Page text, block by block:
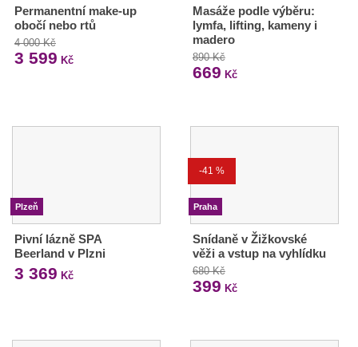
Permanentní make-up
obočí nebo rtů
4 000 Kč
3 599 Kč
Masáže podle výběru:
lymfa, lifting, kameny i
madero
890 Kč
669 Kč
Plzeň
Pivní lázně SPA
Beerland v Plzni
3 369 Kč
-41 %
Praha
Snídaně v Žižkovské
věži a vstup na vyhlídku
680 Kč
399 Kč